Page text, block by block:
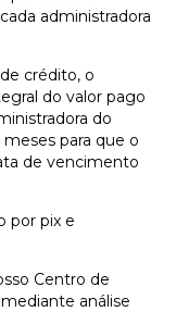
administradora
crédito, o
do valor pago
do
para que o
de vencimento
por pix e
Centro de
análise